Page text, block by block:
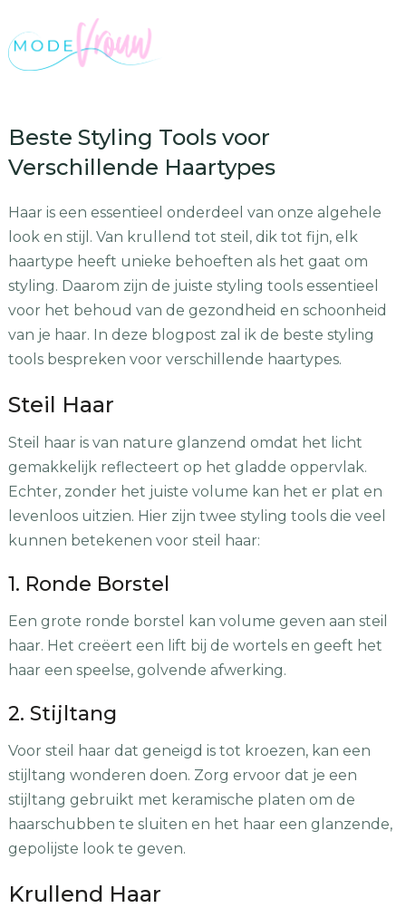
Beste Styling Tools voor
Verschillende Haartypes
Haar is een essentieel onderdeel van onze algehele
look en stijl. Van krullend tot steil, dik tot fijn, elk
haartype heeft unieke behoeften als het gaat om
styling. Daarom zijn de juiste styling tools essentieel
voor het behoud van de gezondheid en schoonheid
van je haar. In deze blogpost zal ik de beste styling
tools bespreken voor verschillende haartypes.
Steil Haar
Steil haar is van nature glanzend omdat het licht
gemakkelijk reflecteert op het gladde oppervlak.
Echter, zonder het juiste volume kan het er plat en
levenloos uitzien. Hier zijn twee styling tools die veel
kunnen betekenen voor steil haar:
1. Ronde Borstel
Een grote ronde borstel kan volume geven aan steil
haar. Het creëert een lift bij de wortels en geeft het
haar een speelse, golvende afwerking.
2. Stijltang
Voor steil haar dat geneigd is tot kroezen, kan een
stijltang wonderen doen. Zorg ervoor dat je een
stijltang gebruikt met keramische platen om de
haarschubben te sluiten en het haar een glanzende,
gepolijste look te geven.
Krullend Haar